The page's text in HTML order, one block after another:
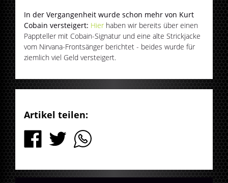
In der Vergangenheit wurde schon mehr von Kurt
Cobain versteigert: Hier haben wir bereits über einen
Pappteller mit Cobain-Signatur und eine alte Strickjacke
vom Nirvana-Frontsänger berichtet - beides wurde für
ziemlich viel Geld versteigert.
Artikel teilen: